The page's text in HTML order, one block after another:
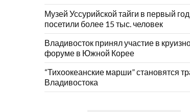
Музей Уссурийской тайги в первый
посетили более 15 тыс. человек
Владивосток принял участие в
форуме в Южной Корее
“Тихоокеанские марши” становятся
Владивостока